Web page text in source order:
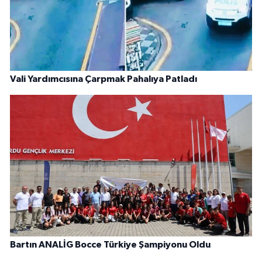
Vali Yardımcısına Çarpmak Pahalıya Patladı
Bartın ANALİG Bocce Türkiye Şampiyonu Oldu